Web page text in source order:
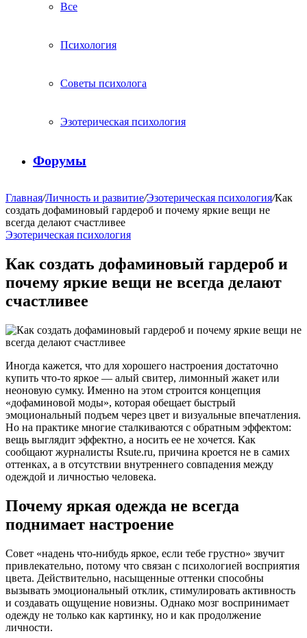
Все
Психология
Советы психолога
Эзотерическая психология
Форумы
Главная/Личность и развитие/Эзотерическая психология/Как
создать дофаминовый гардероб и почему яркие вещи не
всегда делают счастливее
Эзотерическая психология
Как создать дофаминовый гардероб и
почему яркие вещи не всегда делают
счастливее
Иногда кажется, что для хорошего настроения достаточно
купить что-то яркое — алый свитер, лимонный жакет или
неоновую сумку. Именно на этом строится концепция
«дофаминовой моды», которая обещает быстрый
эмоциональный подъем через цвет и визуальные впечатления.
Но на практике многие сталкиваются с обратным эффектом:
вещь выглядит эффектно, а носить ее не хочется. Как
сообщают журналисты Rsute.ru, причина кроется не в самих
оттенках, а в отсутствии внутреннего совпадения между
одеждой и личностью человека.
Почему яркая одежда не всегда
поднимает настроение
Совет «надень что-нибудь яркое, если тебе грустно» звучит
привлекательно, потому что связан с психологией восприятия
цвета. Действительно, насыщенные оттенки способны
вызывать эмоциональный отклик, стимулировать активность
и создавать ощущение новизны. Однако мозг воспринимает
одежду не только как картинку, но и как продолжение
личности.